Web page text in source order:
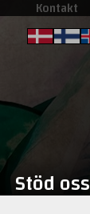
Kontakt
Stöd oss